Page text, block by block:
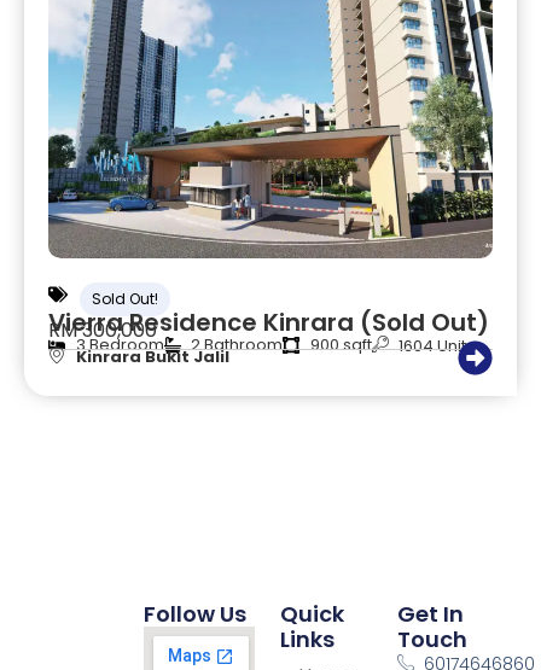
Sold Out!
Vierra Residence Kinrara (Sold Out)
RM 300,000
3 Bedroom 2 Bathroom 900 sqft 1604 Unit
Kinrara Bukit Jalil
Quick
Links
Get In
Touch
60174646860
Follow Us